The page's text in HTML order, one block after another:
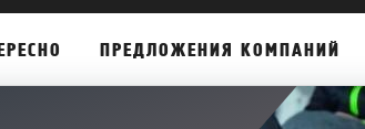
ПРЕДЛОЖЕНИЯ КОМПАНИЙ